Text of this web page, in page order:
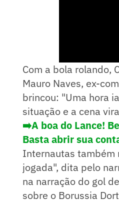
Com a bola rolando,
Mauro Naves, ex-
brincou: "Uma hora
situação e a cena
➡️A boa do Lance!
Basta abrir sua
Internautas também
jogada", dita pelo
na narração do gol
sobre o Borussia